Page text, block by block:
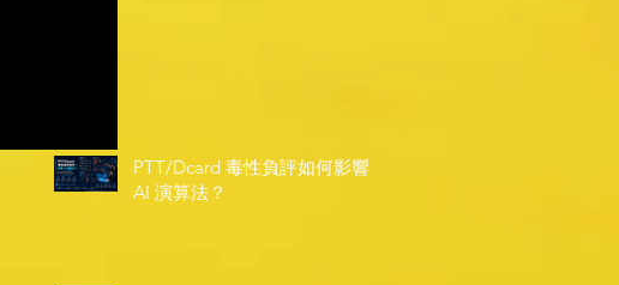
PTT/Dcard 毒性負評如何影響
AI 演算法？